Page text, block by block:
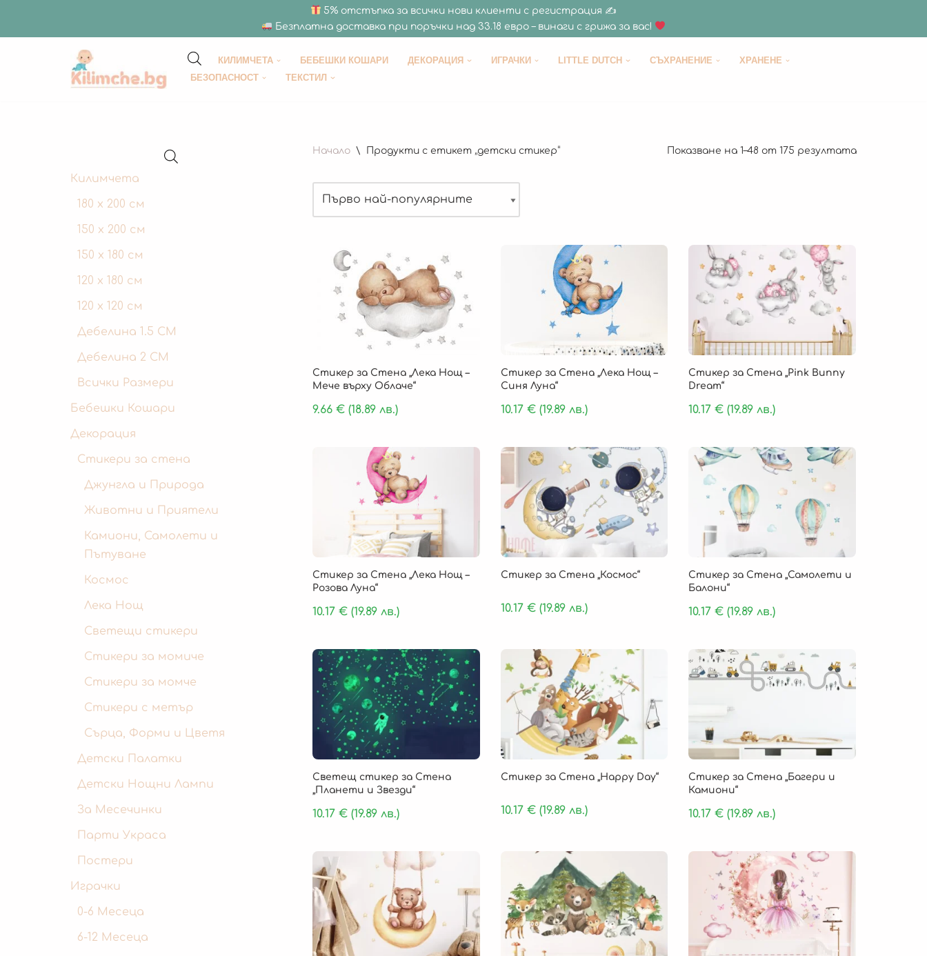
5% отстъпка за всички нови клиенти с регистрация ✍
Безплатна доставка при поръчки над 33.18 евро – винаги с грижа за вас!
Продължете
КИЛИМЧЕТА БЕБЕШКИ КОШАРИ ДЕКОРАЦИЯ ИГРАЧКИ LITTLE DUTCH СЪХРАНЕНИЕ
ХРАНЕНЕ
БЕЗОПАСНОСТ
ТЕКСТИЛ
Килимчета
180 x 200 см
150 х 200 см
150 x 180 см
120 х 180 см
120 x 120 см
Дебелина 1.5 СМ
Дебелина 2 СМ
Всички Размери
Бебешки Кошари
Декорация
Стикери за стена
Джунгла и Природа
Животни и Приятели
Камиони, Самолети и
Пътуване
Космос
Лека Нощ
Светещи стикери
Стикери за момиче
Стикери за момче
Стикери с метър
Сърца, Форми и Цветя
Детски Палатки
Детски Нощни Лампи
За Месечинки
Парти Украса
Постери
Играчки
0-6 Месеца
6-12 Месеца
Начало \ Продукти с етикет „детски стикер“ Показване на 1–48 от 175 резултата
Стикер за Стена „Лека Нощ –
Мече върху Облаче“
9.66 € (18.89 лв.)
Стикер за Стена „Лека Нощ –
Синя Луна“
10.17 €(19.89 лв.)
Стикер за Стена „Pink Bunny
Dream“
10.17€ (19.89 лв.)
Стикер за Стена „Лека Нощ –
Розова Луна“
10.17 € (19.89 лв.)
Стикер за Стена „Космос“
10.17 €(19.89 лв.)
Стикер за Стена „Самолети и
Балони“
10.17€ (19.89 лв.)
Светещ стикер за Стена
„Планети и Звезди“
10.17 € (19.89 лв.)
Стикер за Стена „Happy Day“
10.17 €(19.89 лв.)
Стикер за Стена „Багери и
Камиони“
10.17€ (19.89 лв.)